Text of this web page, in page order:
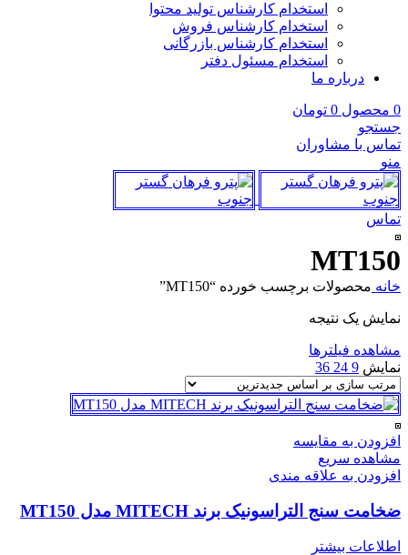
استخدام کارشناس تولید محتوا
استخدام کارشناس فروش
استخدام کارشناس بازرگانی
استخدام مسئول دفتر
درباره ما
0 محصول 0 تومان
جستجو
تماس با مشاوران
منو
تماس
MT150
خانه محصولات برچسب خورده “MT150”
نمایش یک نتیجه
مشاهده فیلترها
نمایش 9
24
36
افزودن به مقایسه
مشاهده سریع
افزودن به علاقه مندی
ضخامت سنج التراسونیک برند MITECH مدل MT150
اطلاعات بیشتر